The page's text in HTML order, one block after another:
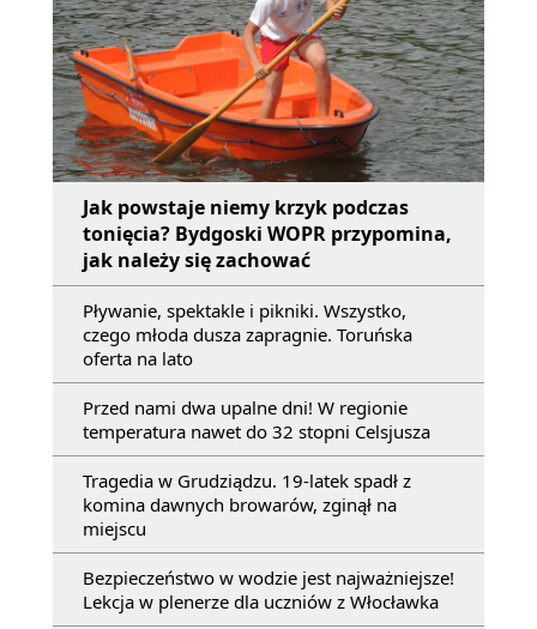
Jak powstaje niemy krzyk podczas
tonięcia? Bydgoski WOPR przypomina,
jak należy się zachować
Pływanie, spektakle i pikniki. Wszystko,
czego młoda dusza zapragnie. Toruńska
oferta na lato
Przed nami dwa upalne dni! W regionie
temperatura nawet do 32 stopni Celsjusza
Tragedia w Grudziądzu. 19-latek spadł z
komina dawnych browarów, zginął na
miejscu
Bezpieczeństwo w wodzie jest najważniejsze!
Lekcja w plenerze dla uczniów z Włocławka